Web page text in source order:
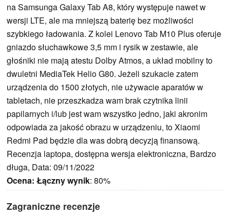
na Samsunga Galaxy Tab A8, który występuje nawet w
wersji LTE, ale ma mniejszą baterię bez możliwości
szybkiego ładowania. Z kolei Lenovo Tab M10 Plus oferuje
gniazdo słuchawkowe 3,5 mm i rysik w zestawie, ale
głośniki nie mają atestu Dolby Atmos, a układ mobilny to
dwuletni MediaTek Helio G80. Jeżeli szukacie zatem
urządzenia do 1500 złotych, nie używacie aparatów w
tabletach, nie przeszkadza wam brak czytnika linii
papilarnych i/lub jest wam wszystko jedno, jaki akronim
odpowiada za jakość obrazu w urządzeniu, to Xiaomi
Redmi Pad będzie dla was dobrą decyzją finansową.
Recenzja laptopa, dostępna wersja elektroniczna, Bardzo
długa, Data: 09/11/2022
Ocena: Łączny wynik: 80%
Zagraniczne recenzje